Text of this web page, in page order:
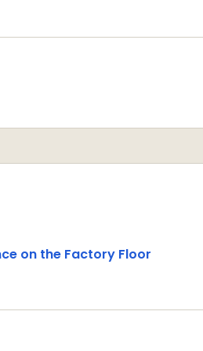
on the Factory Floor